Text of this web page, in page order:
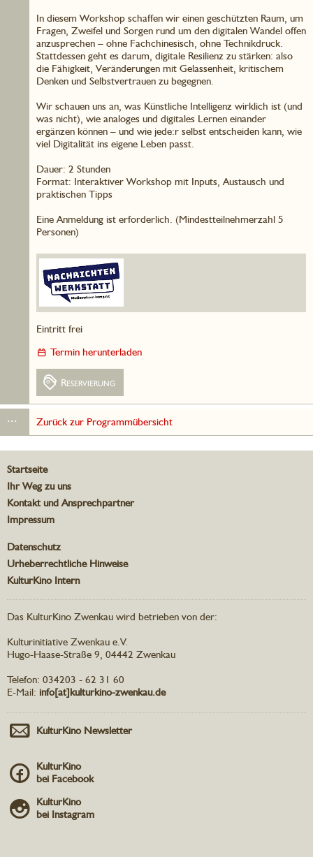
In diesem Workshop schaffen wir einen geschützten Raum, um
Fragen, Zweifel und Sorgen rund um den digitalen Wandel offen
anzusprechen – ohne Fachchinesisch, ohne Technikdruck.
Stattdessen geht es darum, digitale Resilienz zu stärken: also
die Fähigkeit, Veränderungen mit Gelassenheit, kritischem
Denken und Selbstvertrauen zu begegnen.
Wir schauen uns an, was Künstliche Intelligenz wirklich ist (und
was nicht), wie analoges und digitales Lernen einander
ergänzen können – und wie jede:r selbst entscheiden kann, wie
viel Digitalität ins eigene Leben passt.
Dauer: 2 Stunden
Format: Interaktiver Workshop mit Inputs, Austausch und
praktischen Tipps
Eine Anmeldung ist erforderlich. (Mindestteilnehmerzahl 5
Personen)
Eintritt frei
Termin herunterladen
Reservierung
... Zurück zur Programmübersicht
Startseite
Ihr Weg zu uns
Kontakt und Ansprechpartner
Impressum
Datenschutz
Urheberrechtliche Hinweise
KulturKino Intern
Das KulturKino Zwenkau wird betrieben von der:
Kulturinitiative Zwenkau e.V.
Hugo-Haase-Straße 9, 04442 Zwenkau
Telefon: 034203 - 62 31 60
E-Mail: info[at]kulturkino-zwenkau.de
KulturKino Newsletter
KulturKino
bei Facebook
KulturKino
bei Instagram